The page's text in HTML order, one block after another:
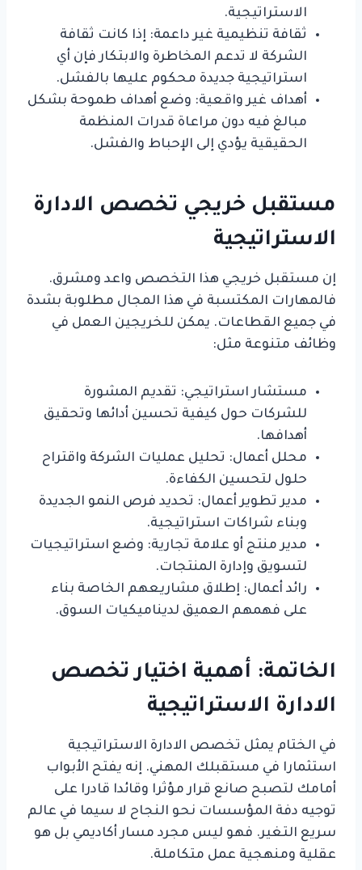
الاستراتيجية.
ثقافة تنظيمية غير داعمة: إذا كانت ثقافة
الشركة لا تدعم المخاطرة والابتكار فإن أي
استراتيجية جديدة محكوم عليها بالفشل.
أهداف غير واقعية: وضع أهداف طموحة بشكل
مبالغ فيه دون مراعاة قدرات المنظمة
الحقيقية يؤدي إلى الإحباط والفشل.
مستقبل خريجي تخصص الادارة
الاستراتيجية
إن مستقبل خريجي هذا التخصص واعد ومشرق.
فالمهارات المكتسبة في هذا المجال مطلوبة بشدة
في جميع القطاعات. يمكن للخريجين العمل في
وظائف متنوعة مثل:
مستشار استراتيجي: تقديم المشورة
للشركات حول كيفية تحسين أدائها وتحقيق
أهدافها.
محلل أعمال: تحليل عمليات الشركة واقتراح
حلول لتحسين الكفاءة.
مدير تطوير أعمال: تحديد فرص النمو الجديدة
وبناء شراكات استراتيجية.
مدير منتج أو علامة تجارية: وضع استراتيجيات
لتسويق وإدارة المنتجات.
رائد أعمال: إطلاق مشاريعهم الخاصة بناء
على فهمهم العميق لديناميكيات السوق.
الخاتمة: أهمية اختيار تخصص
الادارة الاستراتيجية
في الختام يمثل تخصص الادارة الاستراتيجية
استثمارا في مستقبلك المهني. إنه يفتح الأبواب
أمامك لتصبح صانع قرار مؤثرا وقائدا قادرا على
توجيه دفة المؤسسات نحو النجاح لا سيما في عالم
سريع التغير. فهو ليس مجرد مسار أكاديمي بل هو
عقلية ومنهجية عمل متكاملة.